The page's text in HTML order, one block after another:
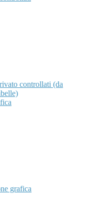
controllati (da
grafica